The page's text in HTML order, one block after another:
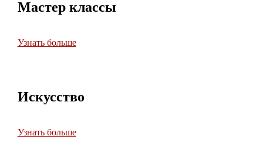
Мастер классы
Узнать больше
Искусство
Узнать больше